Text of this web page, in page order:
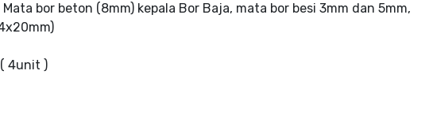
bor beton (8mm) kepala Bor Baja, mata bor besi 3mm dan 5mm,
4unit )